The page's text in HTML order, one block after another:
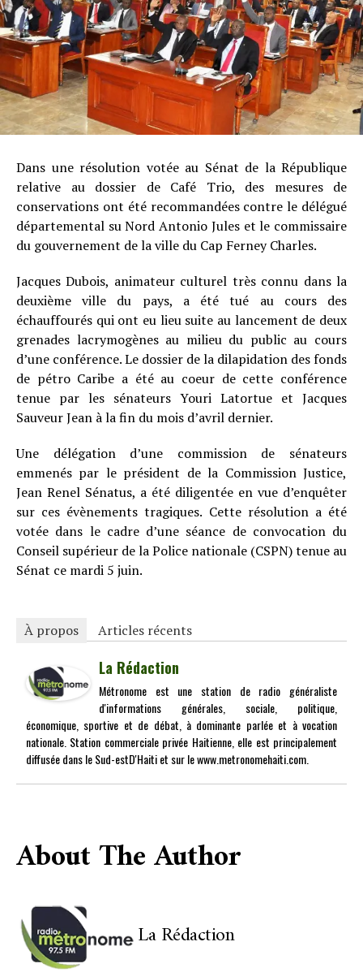
Dans une résolution votée au Sénat de la République
relative au dossier de Café Trio, des mesures de
conservations ont été recommandées contre le délégué
départemental su Nord Antonio Jules et le commissaire
du gouvernement de la ville du Cap Ferney Charles.
Jacques Dubois, animateur culturel très connu dans la
deuxième ville du pays, a été tué au cours des
échauffourés qui ont eu lieu suite au lancement de deux
grenades lacrymogènes au milieu du public au cours
d’une conférence. Le dossier de la dilapidation des fonds
de pétro Caribe a été au coeur de cette conférence
tenue par les sénateurs Youri Latortue et Jacques
Sauveur Jean à la fin du mois d’avril dernier.
Une délégation d’une commission de sénateurs
emmenés par le président de la Commission Justice,
Jean Renel Sénatus, a été diligentée en vue d’enquêter
sur ces évènements tragiques. Cette résolution a été
votée dans le cadre d’une séance de convocation du
Conseil supérieur de la Police nationale (CSPN) tenue au
Sénat ce mardi 5 juin.
À propos Articles récents
La Rédaction
Métronome est une station de radio généraliste
d'informations générales, sociale, politique,
économique, sportive et de débat, à dominante parlée et à vocation
nationale. Station commerciale privée Haitienne, elle est principalement
diffusée dans le Sud-estD'Haiti et sur le www.metronomehaiti.com.
About The Author
La Rédaction